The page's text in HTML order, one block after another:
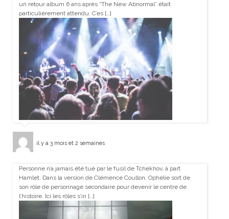
un retour album 6 ans après “The New Abnormal” était
particulièrement attendu. C’es […]
il y a 3 mois et 2 semaines
Personne n’a jamais été tué par le fusil de Tchekhov, à part
Hamlet. Dans la version de Clémence Coullon, Ophélie sort de
son rôle de personnage secondaire pour devenir le centre de
l’histoire. Ici les rôles s’in […]